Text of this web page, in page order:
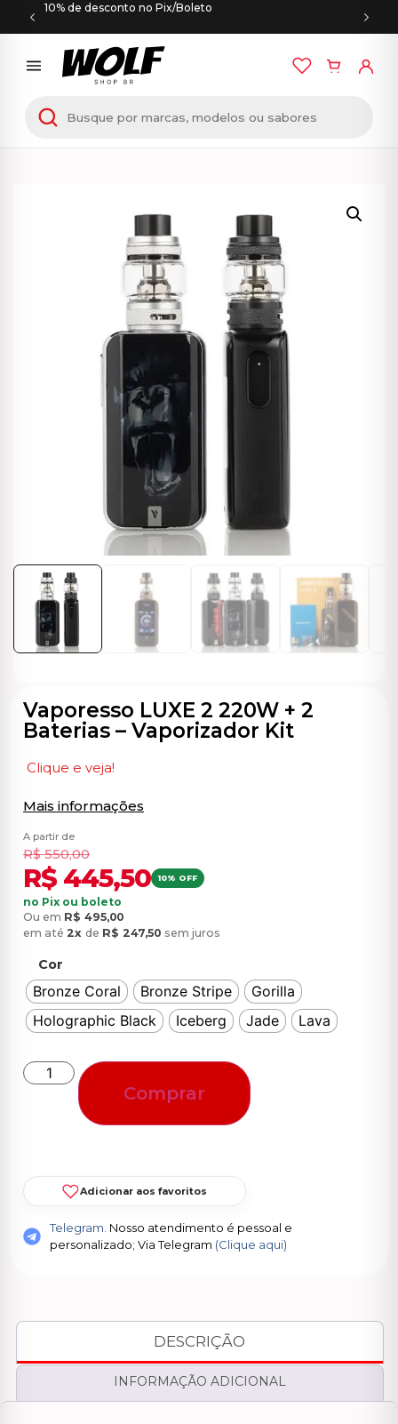
10% de desconto no Pix/Boleto
Início /VAPORESSO/ Vaporesso LUXE 2 220W + 2
Vaporesso LUXE 2 220W + 2
Baterias – Vaporizador Kit
Clique e veja!
Mais informações
A partir de
R$550,00
R$445,50 10% OFF
no Pix ou boleto
Ou em R$ 495,00
em até 2x de R$ 247,50 sem juros
Cor
Bronze Coral Bronze Stripe
Gorilla
Holographic Black
Iceberg Jade Lava
Comprar
Adicionar aos favoritos
Telegram. Nosso atendimento é pessoal e
personalizado; Via Telegram (Clique aqui)
DESCRIÇÃO
INFORMAÇÃO ADICIONAL